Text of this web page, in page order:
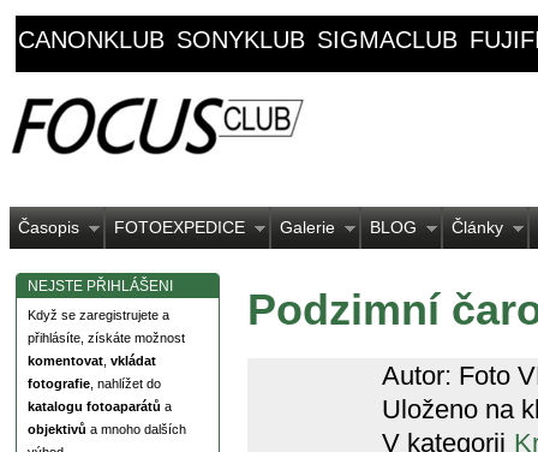
CANONKLUB SONYKLUB SIGMACLUB
Časopis FOTOEXPEDICE Galerie BLOG Články
NEJSTE PŘIHLÁŠENI
Když se zaregistrujete a
přihlásíte, získáte možnost
komentovat vkládat
fotografie , nahlížet do
katalogu fotoaparátů a
objektivů a mnoho dalších
Podzimní
Autor: Foto
Uloženo na
V kategorii